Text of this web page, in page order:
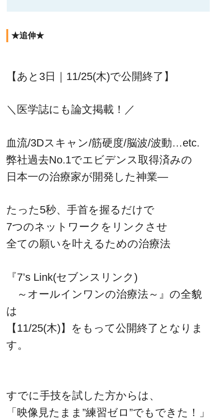
★追伸★
【あと3日｜11/25(木)で公開終了】
＼医学誌にも論文掲載！／
血流/3Dスキャン/筋硬度/脳波/波動…etc.
弊社過去No.1でエビデンス取得済みの
日本一の治療家が開発した神業―
たった5秒、手首を握るだけで
7つのネットワークをリンクさせ
全ての願いを叶えるための治療法
『7’s Link(セブンスリンク)
～オールインワンの治療法～』の全貌
は
【11/25(木)】をもって公開終了となりま
す。
すでに手技を試した方からは、
「映像見たまま”練習ゼロ”でもできた！」